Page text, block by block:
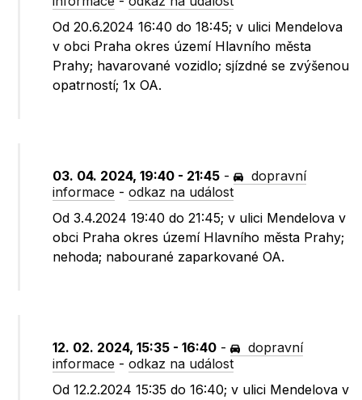
Od 20.6.2024 16:40 do 18:45; v ulici Mendelova
v obci Praha okres území Hlavního města
Prahy; havarované vozidlo; sjízdné se zvýšenou
opatrností; 1x OA.
03. 04. 2024, 19:40 - 21:45 -
dopravní
informace -odkaz na událost
Od 3.4.2024 19:40 do 21:45; v ulici Mendelova v
obci Praha okres území Hlavního města Prahy;
nehoda; nabourané zaparkované OA.
12. 02. 2024, 15:35 - 16:40 -
dopravní
informace -odkaz na událost
Od 12.2.2024 15:35 do 16:40; v ulici Mendelova v